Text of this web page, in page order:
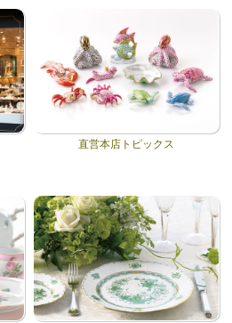
直営本店トピックス